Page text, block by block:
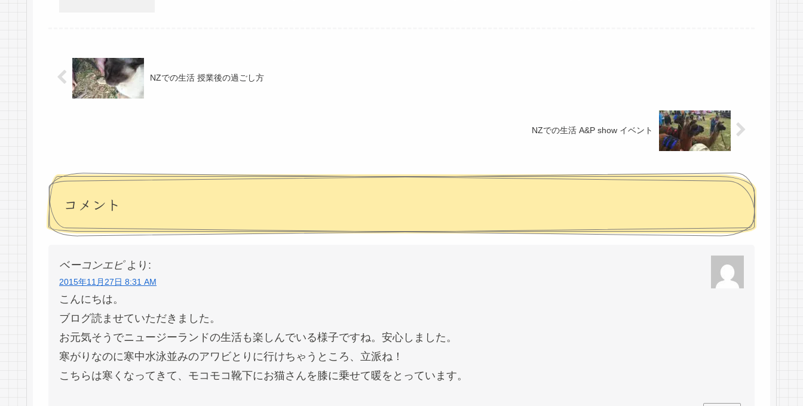
NZでの生活 授業後の過ごし方
NZでの生活 A&P show イベント
コメント
ベーコンエピ より:
2015年11月27日 8:31 AM
こんにちは。
ブログ読ませていただきました。
お元気そうでニュージーランドの生活も楽しんでいる様子ですね。安心しました。
寒がりなのに寒中水泳並みのアワビとりに行けちゃうところ、立派ね！
こちらは寒くなってきて、モコモコ靴下にお猫さんを膝に乗せて暖をとっています。